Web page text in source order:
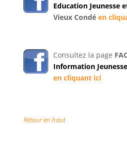
Education Jeunesse
Vieux Condé en
Consultez la page
Information
en cliquant ici
Retour en haut